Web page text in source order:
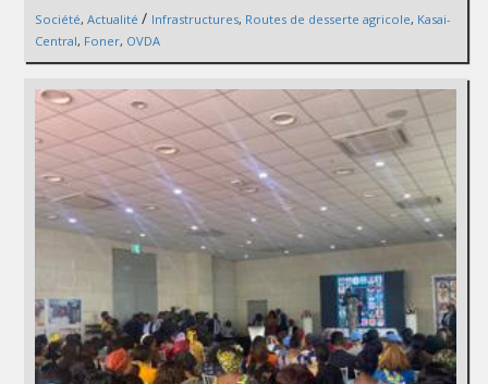
Société, Actualité / Infrastructures, Routes de desserte agricole, Kasai-
Central, Foner, OVDA